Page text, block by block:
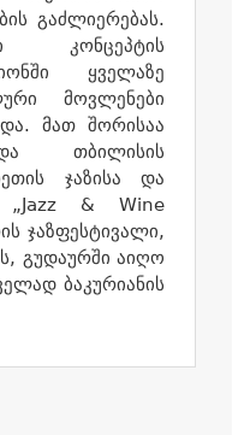
გაძლიერებას.
კონცეპტის
ყველაზე
მოვლენები
მათ შორისაა
თბილისის
ჯაზისა და
„Jazz & Wine
ჯაზფესტივალი,
გუდაურში აიღო
ბაკურიანის